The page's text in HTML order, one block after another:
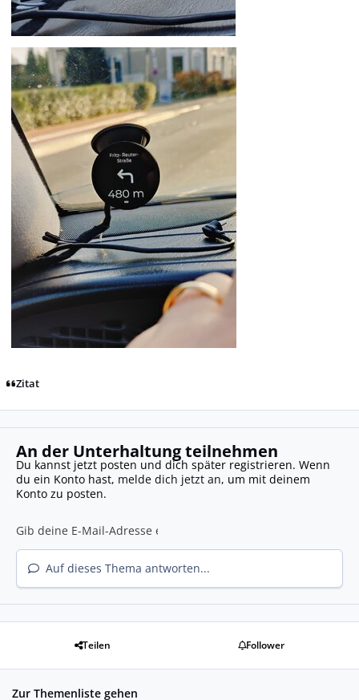
Zitat
An der Unterhaltung teilnehmen
Du kannst jetzt posten und dich später registrieren. Wenn
du ein Konto hast, melde dich jetzt an, um mit deinem
Konto zu posten.
Auf dieses Thema antworten...
Teilen Follower
Zur Themenliste gehen